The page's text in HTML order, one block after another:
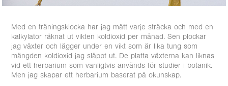
Med en träningsklocka har jag mätt varje sträcka och med en
kalkylator räknat ut vikten koldioxid per månad. Sen plockar
jag växter och lägger under en vikt som är lika tung som
mängden koldioxid jag släppt ut. De platta växterna kan liknas
vid ett herbarium som vanligtvis används för studier i botanik.
Men jag skapar ett herbarium baserat på okunskap.